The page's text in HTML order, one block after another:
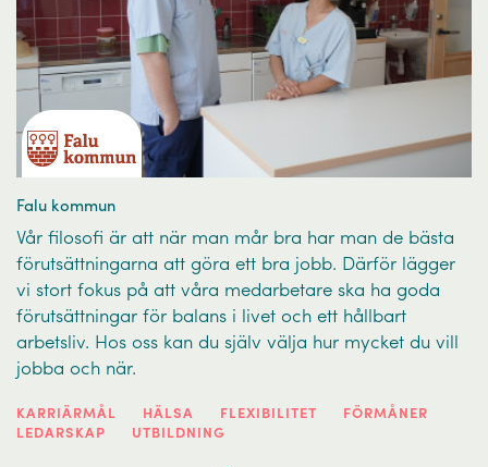
Falu kommun
Vår filosofi är att när man mår bra har man de bästa
förutsättningarna att göra ett bra jobb. Därför lägger
vi stort fokus på att våra medarbetare ska ha goda
förutsättningar för balans i livet och ett hållbart
arbetsliv. Hos oss kan du själv välja hur mycket du vill
jobba och när.
KARRIÄRMÅL HÄLSA FLEXIBILITET
FÖRMÅNER
LEDARSKAP
UTBILDNING